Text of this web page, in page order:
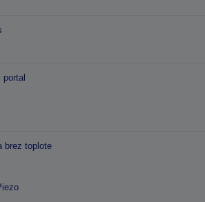
brez toplote